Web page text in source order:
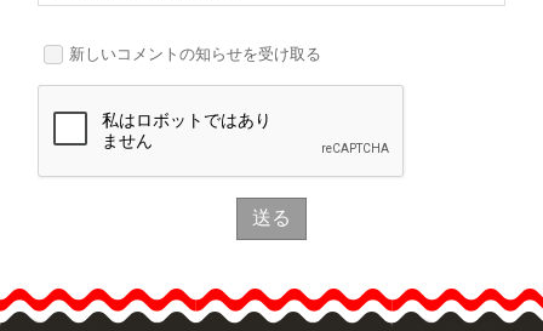
新しいコメントの知らせを受け取る
送る